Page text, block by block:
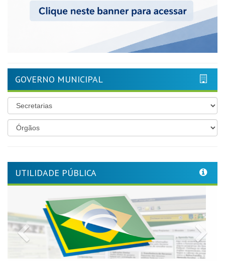
GOVERNO MUNICIPAL
UTILIDADE PÚBLICA
Previous